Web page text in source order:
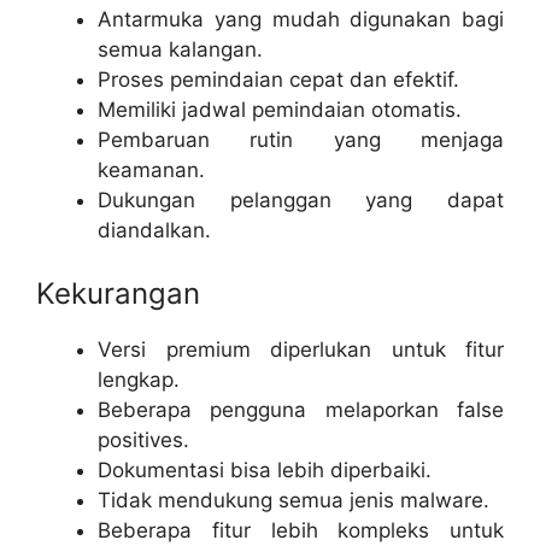
Antarmuka yang mudah digunakan bagi
semua kalangan.
Proses pemindaian cepat dan efektif.
Memiliki jadwal pemindaian otomatis.
Pembaruan rutin yang menjaga
keamanan.
Dukungan pelanggan yang dapat
diandalkan.
Kekurangan
Versi premium diperlukan untuk fitur
lengkap.
Beberapa pengguna melaporkan false
positives.
Dokumentasi bisa lebih diperbaiki.
Tidak mendukung semua jenis malware.
Beberapa fitur lebih kompleks untuk